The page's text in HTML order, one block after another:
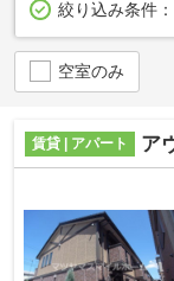
絞り込み条件：
空室のみ
賃貸 | アパート ア